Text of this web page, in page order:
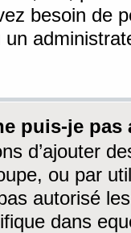
besoin de
un
puis-je
d’ajouter
ou par
autorisé
dans